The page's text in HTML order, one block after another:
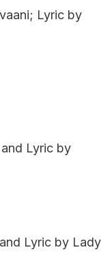
Lyric by
Lyric by
Lyric by Lady